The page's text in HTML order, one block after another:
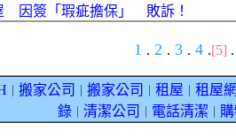
因簽「瑕疵擔保」 敗訴！
1 . 2 . 3 . 4 .[5]
搬家公司 搬家公司 租屋
租屋
錄｜ 清潔公司 電話清潔